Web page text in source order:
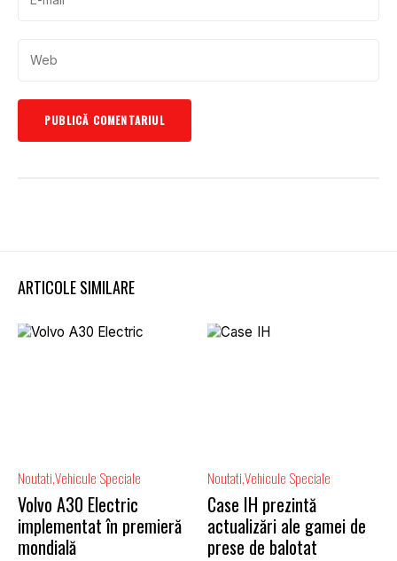
ARTICOLE SIMILARE
NoutatiVehicule Speciale
Volvo A30 Electric
implementat în premieră
mondială
NoutatiVehicule Speciale
Case IH prezintă
actualizări ale gamei de
prese de balotat